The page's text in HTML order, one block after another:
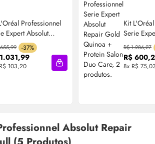
Professionnel
Expert Absolut
Omega-9 + Protein
Intense (4 Produtos)
-37%
103,20 Adicionar à sacola
Kit
Serie
Repair
Protein
Produtos)
R$ 1.286,27
R$
8x R$
Absolut Repair